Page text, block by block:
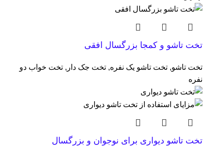
تخت تاشو و کمجا بزرگسال افقی
تخت تاشو, تخت تاشو یک نفره, تخت جک دار , تخت خواب دو
نفره
تخت تاشو دیواری برای نوجوان و بزرگسال